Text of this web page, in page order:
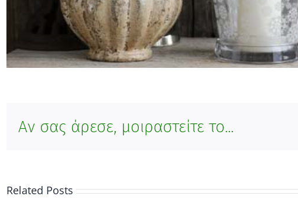
Αν σας άρεσε, μοιραστείτε το...
Related Posts